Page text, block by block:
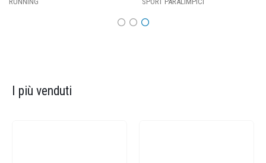
I più venduti